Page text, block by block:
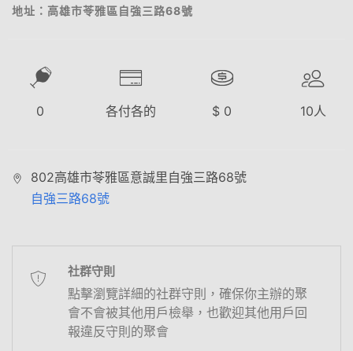
地址：高雄市苓雅區自強三路68號
0 各付各的 $ 0 10人
802高雄市苓雅區意誠里自強三路68號
自強三路68號
社群守則
點擊瀏覽詳細的社群守則，確保你主辦的聚
會不會被其他用戶檢舉，也歡迎其他用戶回
報違反守則的聚會